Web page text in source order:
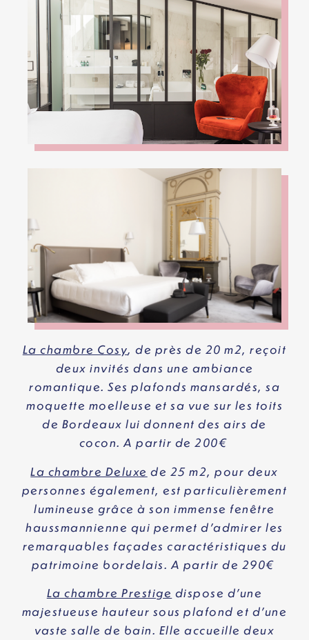
La chambre Cosy, de près de 20 m2, reçoit
deux invités dans une ambiance
romantique. Ses plafonds mansardés, sa
moquette moelleuse et sa vue sur les toits
de Bordeaux lui donnent des airs de
cocon. A partir de 200€
La chambre Deluxe de 25 m2, pour deux
personnes également, est particulièrement
lumineuse grâce à son immense fenêtre
haussmannienne qui permet d’admirer les
remarquables façades caractéristiques du
patrimoine bordelais. A partir de 290€
La chambre Prestige dispose d’une
majestueuse hauteur sous plafond et d’une
vaste salle de bain. Elle accueille deux